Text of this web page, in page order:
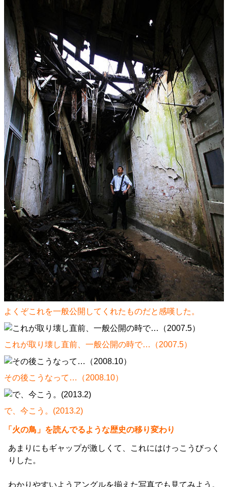
よくぞこれを一般公開してくれたものだと感嘆した。
これが取り壊し直前、一般公開の時で…（2007.5）
その後こうなって…（2008.10）
で、今こう。(2013.2)
「火の鳥」を読んでるような歴史の移り変わり
あまりにもギャップが激しくて、これにはけっこうびっく
りした。
わかりやすいようアングルを揃えた写真でも見てみよう。